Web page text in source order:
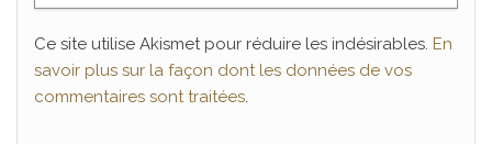
Ce site utilise Akismet pour réduire les indésirables. En
savoir plus sur la façon dont les données de vos
commentaires sont traitées.